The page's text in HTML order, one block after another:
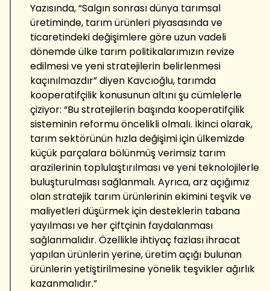
Yazısında, “Salgın sonrası dünya tarımsal
üretiminde, tarım ürünleri piyasasında ve
ticaretindeki değişimlere göre uzun vadeli
dönemde ülke tarım politikalarımızın revize
edilmesi ve yeni stratejilerin belirlenmesi
kaçınılmazdır” diyen Kavcıoğlu, tarımda
kooperatifçilik konusunun altını şu cümlelerle
çiziyor: “Bu stratejilerin başında kooperatifçilik
sisteminin reformu öncelikli olmalı. İkinci olarak,
tarım sektörünün hızla değişimi için ülkemizde
küçük parçalara bölünmüş verimsiz tarım
arazilerinin toplulaştırılması ve yeni teknolojilerle
buluşturulması sağlanmalı. Ayrıca, arz açığımız
olan stratejik tarım ürünlerinin ekimini teşvik ve
maliyetleri düşürmek için desteklerin tabana
yayılması ve her çiftçinin faydalanması
sağlanmalıdır. Özellikle ihtiyaç fazlası ihracat
yapılan ürünlerin yerine, üretim açığı bulunan
ürünlerin yetiştirilmesine yönelik teşvikler ağırlık
kazanmalıdır.”